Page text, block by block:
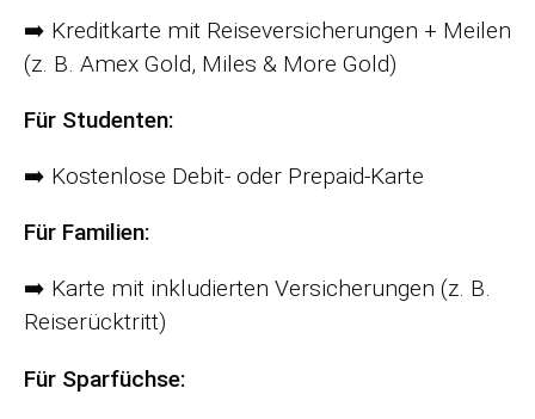
➡️ Kreditkarte mit Reiseversicherungen + Meilen
(z. B. Amex Gold, Miles & More Gold)
Für Studenten:
➡️ Kostenlose Debit- oder Prepaid-Karte
Für Familien:
➡️ Karte mit inkludierten Versicherungen (z. B.
Reiserücktritt)
Für Sparfüchse: